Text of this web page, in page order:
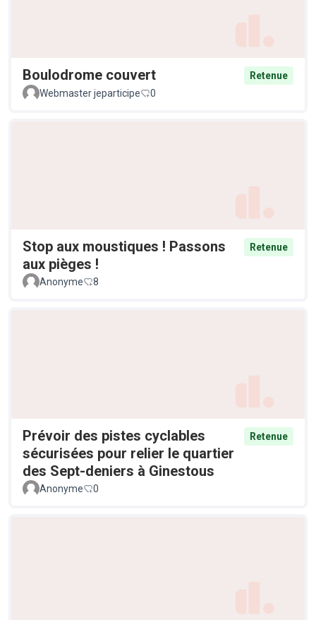
Boulodrome couvert
Retenue
Webmaster jeparticipe
0
Stop aux moustiques ! Passons
aux pièges !
Retenue
Anonyme 8
Prévoir des pistes cyclables
sécurisées pour relier le quartier
des Sept-deniers à Ginestous
Retenue
Anonyme 0